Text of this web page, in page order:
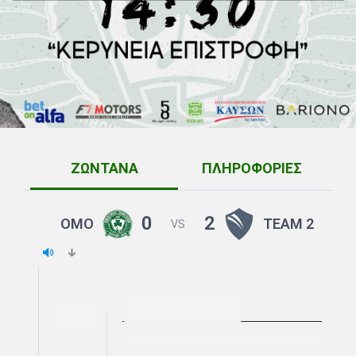
ΖΩΝΤΑΝΑ ΠΛΗΡΟΦΟΡΙΕΣ
ΟΜΟ 0 VS 2 TEAM 2